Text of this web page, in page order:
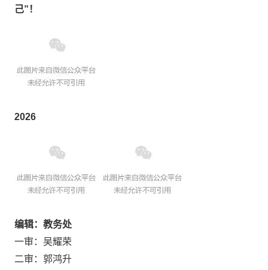
己”！
2026
编辑：教务处
一审：吴耀荣
二审：郭鸿升